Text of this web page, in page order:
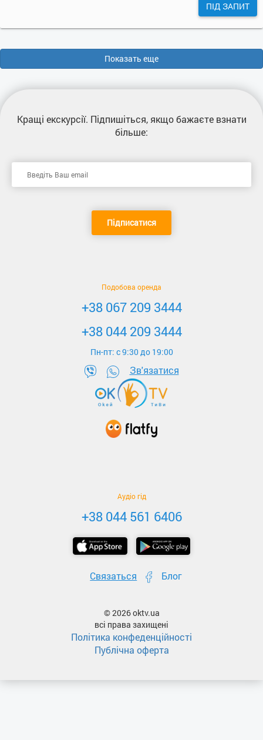
ПІД ЗАПИТ
Показать еще
Кращі екскурсії. Підпишіться, якщо бажаєте взнати
більше:
Підписатися
Подобова оренда
+38 067 209 3444
+38 044 209 3444
Пн-пт: c 9:30 до 19:00
Зв'язатися
Аудіо гід
+38 044 561 6406
Связаться Блог
© 2026 oktv.ua
всі права захищені
Політика конфеденційності
Публічна оферта